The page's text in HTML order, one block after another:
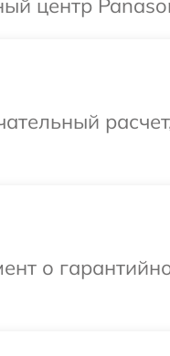
центр
о